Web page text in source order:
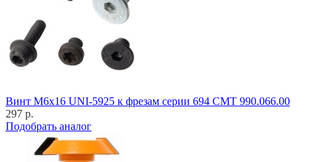
Винт M6x16 UNI-5925 к фрезам серии 694 CMT 990.066.00
297 р.
Подобрать аналог